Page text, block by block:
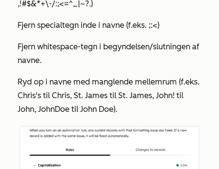
,!#$&*+\-/:;<=^_|~?.)
Fjern specialtegn inde i navne (f.eks. ;:<)
Fjern whitespace-tegn i begyndelsen/slutningen af
navne.
Ryd op i navne med manglende mellemrum (f.eks.
Chris's til Chris, St. James til St. James, John! til
John, JohnDoe til John Doe).